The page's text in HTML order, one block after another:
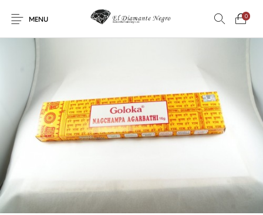
MENU
0
Novedades En oferta ! DECORACIÓN DINOSAURIOS